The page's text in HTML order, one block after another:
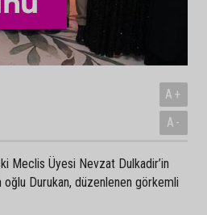
A+
A-
Meclis Üyesi Nevzat Dulkadir’in
oğlu Durukan, düzenlenen görkemli